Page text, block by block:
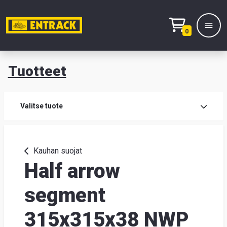
0
Tuotteet
Valitse tuote
Kauhan suojat
Half arrow
segment
315x315x38 NWP